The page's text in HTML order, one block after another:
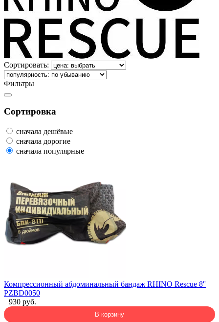
Сортировать:
Фильтры
Сортировка
сначала дешёвые
сначала дорогие
сначала популярные
Компрессионный абдоминальный бандаж RHINO Rescue 8''
PZBD0050
930 руб.
В корзину